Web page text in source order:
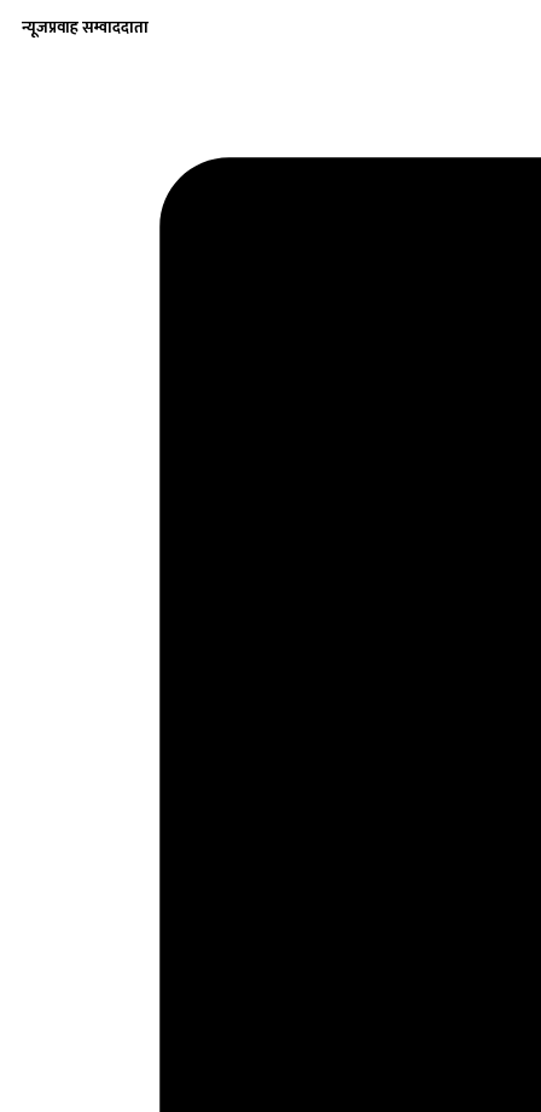
न्यूजप्रवाह सम्वाददाता